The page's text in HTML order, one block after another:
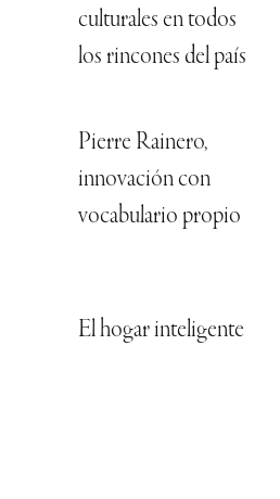
culturales en todos
los rincones del país
Pierre Rainero,
innovación con
vocabulario propio
El hogar inteligente